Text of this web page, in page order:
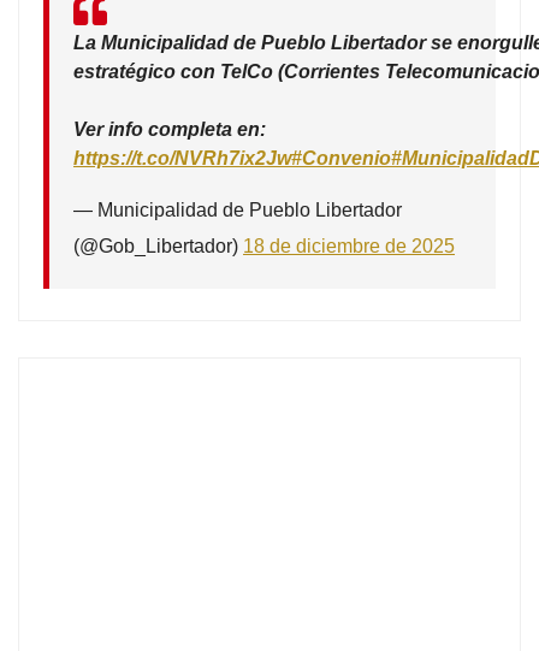
La Municipalidad de Pueblo Libertador se
estratégico con TelCo (Corrientes
Ver info completa en:
https://t.co/NVRh7ix2Jw#Convenio
— Municipalidad de Pueblo Libertador
(@Gob_Libertador) 18 de diciembre de 2025